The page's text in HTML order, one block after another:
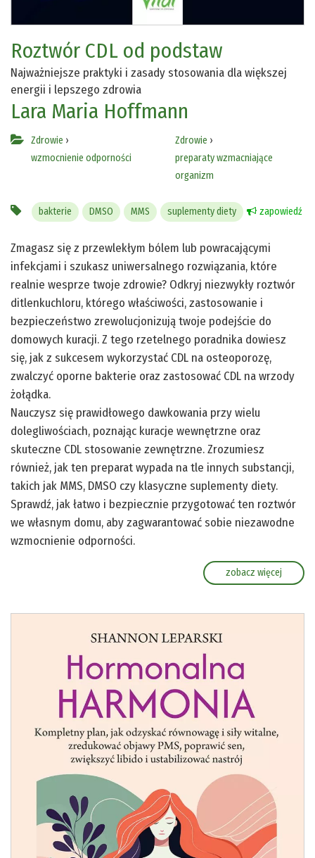
Roztwór CDL od podstaw
Najważniejsze praktyki i zasady stosowania dla większej
energii i lepszego zdrowia
Lara Maria Hoffmann
Zdrowie ›
wzmocnienie odporności
Zdrowie ›
preparaty wzmacniające
organizm
bakterie DMSO MMS suplementy diety zapowiedź
Zmagasz się z przewlekłym bólem lub powracającymi
infekcjami i szukasz uniwersalnego rozwiązania, które
realnie wesprze twoje zdrowie? Odkryj niezwykły roztwór
ditlenkuchloru, którego właściwości, zastosowanie i
bezpieczeństwo zrewolucjonizują twoje podejście do
domowych kuracji. Z tego rzetelnego poradnika dowiesz
się, jak z sukcesem wykorzystać CDL na osteoporozę,
zwalczyć oporne bakterie oraz zastosować CDL na wrzody
żołądka.
Nauczysz się prawidłowego dawkowania przy wielu
dolegliwościach, poznając kuracje wewnętrzne oraz
skuteczne CDL stosowanie zewnętrzne. Zrozumiesz
również, jak ten preparat wypada na tle innych substancji,
takich jak MMS, DMSO czy klasyczne suplementy diety.
Sprawdź, jak łatwo i bezpiecznie przygotować ten roztwór
we własnym domu, aby zagwarantować sobie niezawodne
wzmocnienie odporności.
zobacz więcej